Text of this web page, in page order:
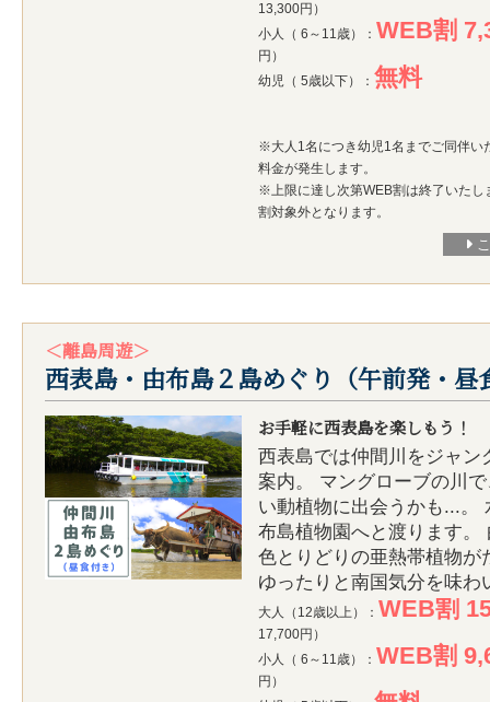
13,300円）
小人（ 6～11歳）： WEB割
円）
幼児（ 5歳以下）： 無料
※大人1名につき幼児1名までご同伴い
料金が発生します。
※上限に達し次第WEB割は終了いたし
割対象外となります。
＜離島周遊＞
西表島・由布島２島めぐり（午前発・昼
お手軽に西表島を楽しもう！
西表島では仲間川をジャン
案内。 マングローブの川
い動植物に出会うかも...。
布島植物園へと渡ります。
色とりどりの亜熱帯植物が
ゆったりと南国気分を味わ
大人（12歳以上）： WEB割
17,700円）
小人（ 6～11歳）： WEB割
円）